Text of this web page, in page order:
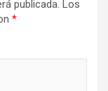
publicada. Los
*